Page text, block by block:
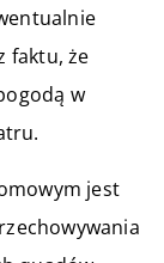
faktu, że
w
jest